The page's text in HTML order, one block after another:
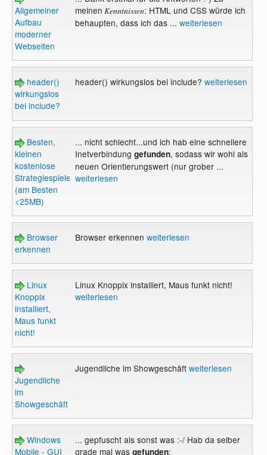
Allgemeiner
Aufbau
moderner
Webseiten
meinen Kenntnissen: HTML und CSS würde ich
behaupten, dass ich das ... weiterlesen
header()
wirkungslos
bei include?
header() wirkungslos bei include? weiterlesen
Besten,
kleinen
kostenlose
Strategiespiele
(am Besten
<25MB)
... nicht schlecht...und ich hab eine schnellere
Inetverbindung gefunden, sodass wir wohl als
neuen Orientierungswert (nur grober ...
weiterlesen
Browser
erkennen
Browser erkennen weiterlesen
Linux
Knoppix
installiert,
Maus funkt
nicht!
Linux Knoppix installiert, Maus funkt nicht!
weiterlesen
Jugendliche
im
Showgeschäft
Jugendliche im Showgeschäft weiterlesen
Windows
Mobile - GUI
... gepfuscht als sonst was :-/ Hab da selber
grade mal wasgefunden: